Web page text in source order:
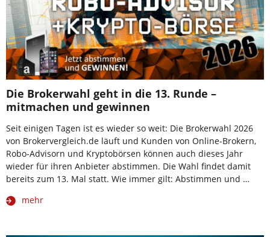
Die Brokerwahl geht in die 13. Runde –
mitmachen und gewinnen
Seit einigen Tagen ist es wieder so weit: Die Brokerwahl 2026
von Brokervergleich.de läuft und Kunden von Online-Brokern,
Robo-Advisorn und Kryptobörsen können auch dieses Jahr
wieder für ihren Anbieter abstimmen. Die Wahl findet damit
bereits zum 13. Mal statt. Wie immer gilt: Abstimmen und …
mehr